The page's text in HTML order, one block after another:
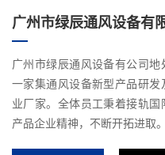
广州市绿辰通风设备有
广州市绿辰通风设备有公司
一家集通风设备新型产品研
业厂家。全体员工秉着接轨
产品企业精神，不断开拓进取